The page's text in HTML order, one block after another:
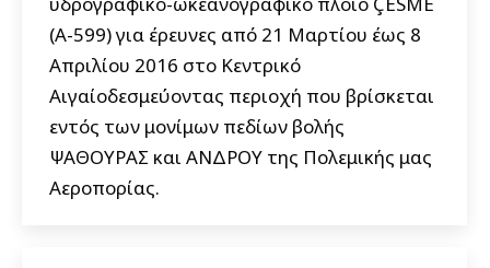
(Α-599) για έρευνες από 21 Μαρτίου έως 8
Απριλίου 2016 στο Κεντρικό
Αιγαίοδεσμεύοντας περιοχή που βρίσκεται
εντός των μονίμων πεδίων βολής
ΨΑΘΟΥΡΑΣ και ΑΝΔΡΟΥ της Πολεμικής μας
Αεροπορίας.